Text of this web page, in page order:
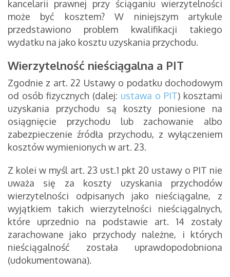
kancelarii prawnej przy ściąganiu wierzytelności
może być kosztem? W niniejszym artykule
przedstawiono problem kwalifikacji takiego
wydatku na jako kosztu uzyskania przychodu.
Wierzytelność nieściągalna a PIT
Zgodnie z art. 22 Ustawy o podatku dochodowym
od osób fizycznych (dalej: ustawa o PIT) kosztami
uzyskania przychodu są koszty poniesione na
osiągnięcie przychodu lub zachowanie albo
zabezpieczenie źródła przychodu, z wyłączeniem
kosztów wymienionych w art. 23.
Z kolei w myśl art. 23 ust.1 pkt 20 ustawy o PIT nie
uważa się za koszty uzyskania przychodów
wierzytelności odpisanych jako nieściągalne, z
wyjątkiem takich wierzytelności nieściągalnych,
które uprzednio na podstawie art. 14 zostały
zarachowane jako przychody należne, i których
nieściągalność została uprawdopodobniona
(udokumentowana).